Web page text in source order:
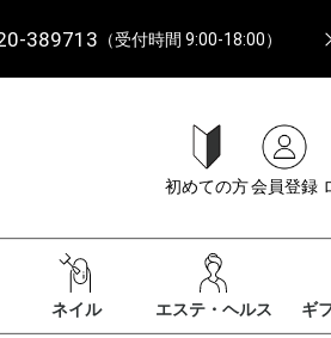
389713 （受付時間 9:00-18:00）
初めての方会員登録
ネイル エステ・ヘルス ギ